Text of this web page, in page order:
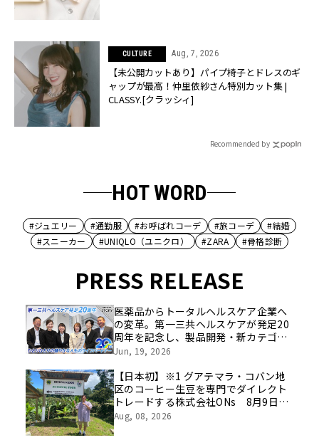
CULTURE Aug, 7, 2026
【未公開カットあり】パイプ椅子とドレスのギ
ャップが最高！仲里依紗さん特別カット集 |
CLASSY.[クラッシィ]
Recommended by
HOT WORD
#ジュエリー #通勤服 #お呼ばれコーデ #旅コーデ
#結婚
#スニーカー
#UNIQLO（ユニクロ） #ZARA #骨格診断
PRESS RELEASE
医薬品からトータルヘルスケア企業へ
の変革。第一三共ヘルスケアが発足20
周年を記念し、製品開発・新カテゴリ
挑戦の舞台や旧社統合時のエピソード
像を公開！
Jun, 19, 2026
【日本初】※1 グアテマラ・コバン地
区のコーヒー生豆を専門でダイレクト
トレードする株式会社ONs 8月9日
(日)に稲田堤で初のポップアップイベ
Aug, 08, 2026